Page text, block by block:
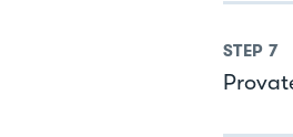
STEP 7